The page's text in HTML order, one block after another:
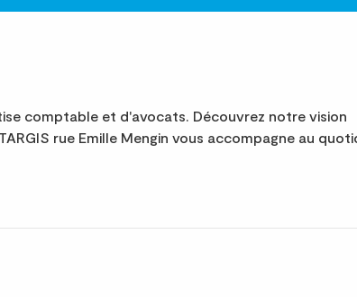
comptable et d'avocats. Découvrez notre vision
rue Emille Mengin vous accompagne au